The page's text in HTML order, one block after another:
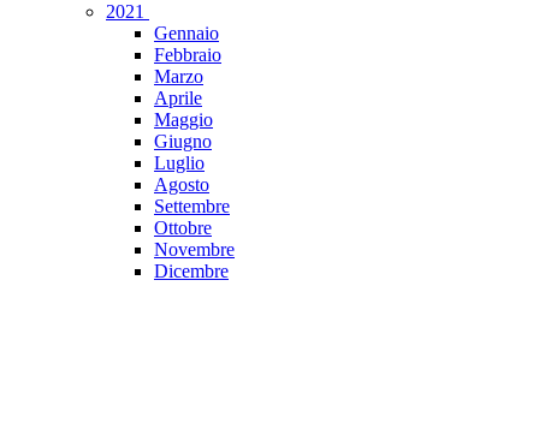
2021
Gennaio
Febbraio
Marzo
Aprile
Maggio
Giugno
Luglio
Agosto
Settembre
Ottobre
Novembre
Dicembre